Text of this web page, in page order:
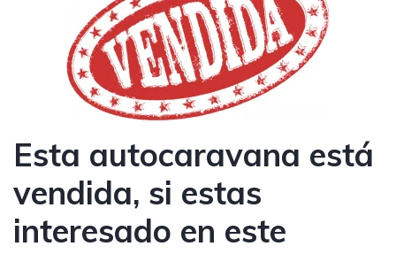
Esta autocaravana está
vendida, si estas
interesado en este